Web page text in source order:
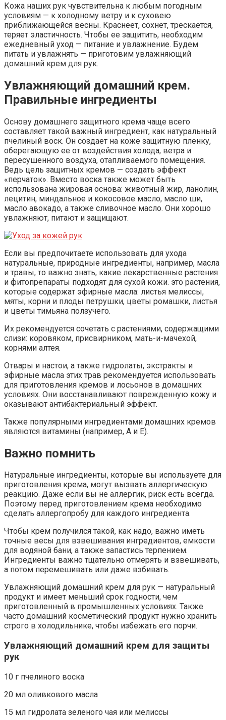
Кожа наших рук чувствительна к любым погодным
условиям — к холодному ветру и к суховею
приближающейся весны. Краснеет, сохнет, трескается,
теряет эластичность. Чтобы ее защитить, необходим
ежедневный уход — питание и увлажнение. Будем
питать и увлажнять — приготовим увлажняющий
домашний крем для рук.
Увлажняющий домашний крем.
Правильные ингредиенты
Основу домашнего защитного крема чаще всего
составляет такой важный ингредиент, как натуральный
пчелиный воск. Он создает на коже защитную пленку,
оберегающую ее от воздействия холода, ветра и
пересушенного воздуха, отапливаемого помещения.
Ведь цель защитных кремов — создать эффект
«перчаток». Вместо воска также может быть
использована жировая основа: животный жир, ланолин,
лецитин, миндальное и кокосовое масло, масло ши,
масло авокадо, а также сливочное масло. Они хорошо
увлажняют, питают и защищают.
Если вы предпочитаете использовать для ухода
натуральные, природные ингредиенты, например, масла
и травы, то важно знать, какие лекарственные растения
и фитопрепараты подходят для сухой кожи. это растения,
которые содержат эфирные масла: листья мелиссы,
мяты, корни и плоды петрушки, цветы ромашки, листья
и цветы тимьяна ползучего.
Их рекомендуется сочетать с растениями, содержащими
слизи: коровяком, присвирником, мать-и-мачехой,
корнями алтея.
Отвары и настои, а также гидролаты, экстракты и
эфирные масла этих трав рекомендуется использовать
для приготовления кремов и лосьонов в домашних
условиях. Они восстанавливают поврежденную кожу и
оказывают антибактериальный эффект.
Также популярными ингредиентами домашних кремов
являются витамины (например, А и Е).
Важно помнить
Натуральные ингредиенты, которые вы используете для
приготовления крема, могут вызвать аллергическую
реакцию. Даже если вы не аллергик, риск есть всегда.
Поэтому перед приготовлением крема необходимо
сделать аллергопробу для каждого ингредиента.
Чтобы крем получился такой, как надо, важно иметь
точные весы для взвешивания ингредиентов, емкости
для водяной бани, а также запастись терпением.
Ингредиенты важно тщательно отмерять и взвешивать,
а потом перемешивать или даже взбивать.
Увлажняющий домашний крем для рук — натуральный
продукт и имеет меньший срок годности, чем
приготовленный в промышленных условиях. Также
часто домашний косметический продукт нужно хранить
строго в холодильнике, чтобы избежать его порчи.
Увлажняющий домашний крем для защиты
рук
10 г пчелиного воска
20 мл оливкового масла
15 мл гидролата зеленого чая или мелиссы